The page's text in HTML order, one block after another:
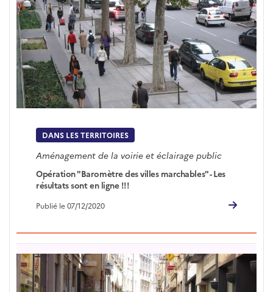
DANS LES TERRITOIRES
Aménagement de la voirie et éclairage public
Opération "Baromètre des villes marchables" - Les
résultats sont en ligne !!!
Publié le 07/12/2020